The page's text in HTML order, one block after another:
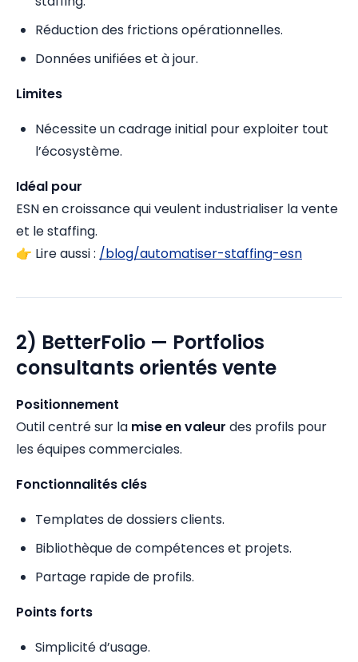
Réduction des frictions opérationnelles.
Données unifiées et à jour.
Limites
Nécessite un cadrage initial pour exploiter tout
l’écosystème.
Idéal pour
ESN en croissance qui veulent industrialiser la vente
et le staffing.
👉 Lire aussi : /blog/automatiser-staffing-esn
2) BetterFolio — Portfolios
consultants orientés vente
Positionnement
Outil centré sur la mise en valeur des profils pour
les équipes commerciales.
Fonctionnalités clés
Templates de dossiers clients.
Bibliothèque de compétences et projets.
Partage rapide de profils.
Points forts
Simplicité d’usage.